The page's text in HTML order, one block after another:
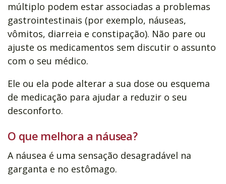
múltiplo podem estar associadas a problemas
gastrointestinais (por exemplo, náuseas,
vômitos, diarreia e constipação). Não pare ou
ajuste os medicamentos sem discutir o assunto
com o seu médico.
Ele ou ela pode alterar a sua dose ou esquema
de medicação para ajudar a reduzir o seu
desconforto.
O que melhora a náusea?
A náusea é uma sensação desagradável na
garganta e no estômago.